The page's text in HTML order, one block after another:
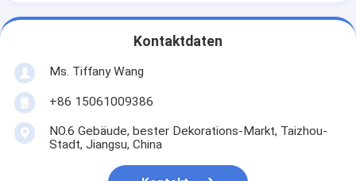
Kontaktdaten
Ms. Tiffany Wang
+86 15061009386
NO.6 Gebäude, bester Dekorations-Markt, Taizhou-
Stadt, Jiangsu, China